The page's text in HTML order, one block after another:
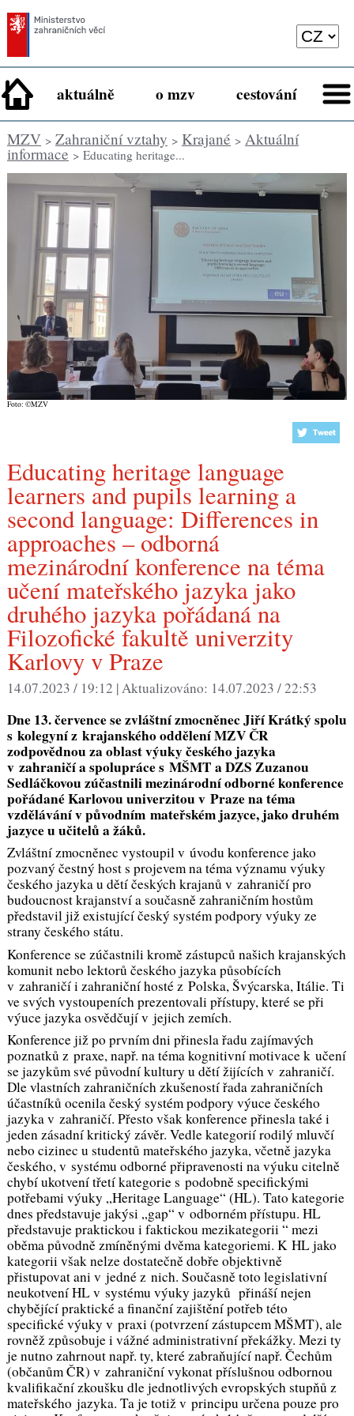
aktuálně o mzv cestování
MZV> Zahraniční vztahy > Krajané > Aktuální
informace > Educating heritage...
Foto: ©MZV
Educating heritage language
learners and pupils learning a
second language: Differences in
approaches – odborná
mezinárodní konference na téma
učení mateřského jazyka jako
druhého jazyka pořádaná na
Filozofické fakultě univerzity
Karlovy v Praze
14.07.2023 / 19:12 |Aktualizováno: 14.07.2023 / 22:53
Dne 13. července se zvláštní zmocněnec Jiří Krátký spolu
s kolegyní z krajanského oddělení MZV ČR
zodpovědnou za oblast výuky českého jazyka
v zahraničí a spolupráce s MŠMT a DZS Zuzanou
Sedláčkovou zúčastnili mezinárodní odborné konference
pořádané Karlovou univerzitou v Praze na téma
vzdělávání v původním mateřském jazyce, jako druhém
jazyce u učitelů a žáků.
Zvláštní zmocněnec vystoupil v úvodu konference jako
pozvaný čestný host s projevem na téma významu výuky
českého jazyka u dětí českých krajanů v zahraničí pro
budoucnost krajanství a současně zahraničním hostům
představil již existující český systém podpory výuky ze
strany českého státu.
Konference se zúčastnili kromě zástupců našich krajanských
komunit nebo lektorů českého jazyka působících
v zahraničí i zahraniční hosté z Polska, Švýcarska, Itálie. Ti
ve svých vystoupeních prezentovali přístupy, které se při
výuce jazyka osvědčují v jejich zemích.
Konference již po prvním dni přinesla řadu zajímavých
poznatků z praxe, např. na téma kognitivní motivace k učení
se jazykům své původní kultury u dětí žijících v zahraničí.
Dle vlastních zahraničních zkušeností řada zahraničních
účastníků ocenila český systém podpory výuce českého
jazyka v zahraničí. Přesto však konference přinesla také i
jeden zásadní kritický závěr. Vedle kategorií rodilý mluvčí
nebo cizinec u studentů mateřského jazyka, včetně jazyka
českého, v systému odborné připravenosti na výuku citelně
chybí ukotvení třetí kategorie s podobně specifickými
potřebami výuky „Heritage Language“ (HL). Tato kategorie
dnes představuje jakýsi „gap“ v odborném přístupu. HL
představuje praktickou i faktickou mezikategorii “ mezi
oběma původně zmíněnými dvěma kategoriemi. K HL jako
kategorii však nelze dostatečně dobře objektivně
přistupovat ani v jedné z nich. Současně toto legislativní
neukotvení HL v systému výuky jazyků přináší nejen
chybějící praktické a finanční zajištění potřeb této
specifické výuky v praxi (potvrzení zástupcem MŠMT), ale
rovněž způsobuje i vážné administrativní překážky. Mezi ty
je nutno zahrnout např. ty, které zabraňující např. Čechům
(občanům ČR) v zahraniční vykonat příslušnou odbornou
kvalifikační zkoušku dle jednotlivých evropských stupňů z
mateřského jazyka. Ta je totiž v principu určena pouze pro